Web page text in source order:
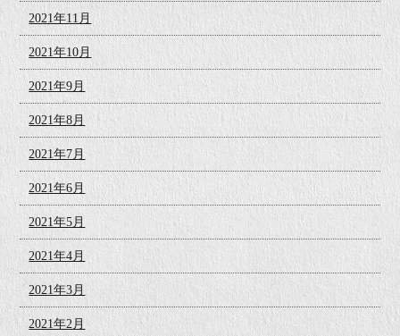
2021年11月
2021年10月
2021年9月
2021年8月
2021年7月
2021年6月
2021年5月
2021年4月
2021年3月
2021年2月